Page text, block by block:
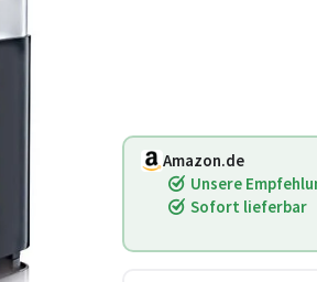
Amazon.de
Unsere
Sofort lieferbar